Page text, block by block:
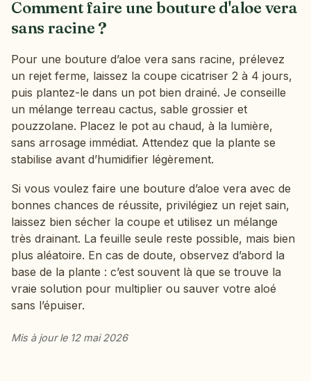
Comment faire une bouture d'aloe vera
sans racine ?
Pour une bouture d’aloe vera sans racine, prélevez
un rejet ferme, laissez la coupe cicatriser 2 à 4 jours,
puis plantez-le dans un pot bien drainé. Je conseille
un mélange terreau cactus, sable grossier et
pouzzolane. Placez le pot au chaud, à la lumière,
sans arrosage immédiat. Attendez que la plante se
stabilise avant d’humidifier légèrement.
Si vous voulez faire une bouture d’aloe vera avec de
bonnes chances de réussite, privilégiez un rejet sain,
laissez bien sécher la coupe et utilisez un mélange
très drainant. La feuille seule reste possible, mais bien
plus aléatoire. En cas de doute, observez d’abord la
base de la plante : c’est souvent là que se trouve la
vraie solution pour multiplier ou sauver votre aloé
sans l’épuiser.
Mis à jour le 12 mai 2026